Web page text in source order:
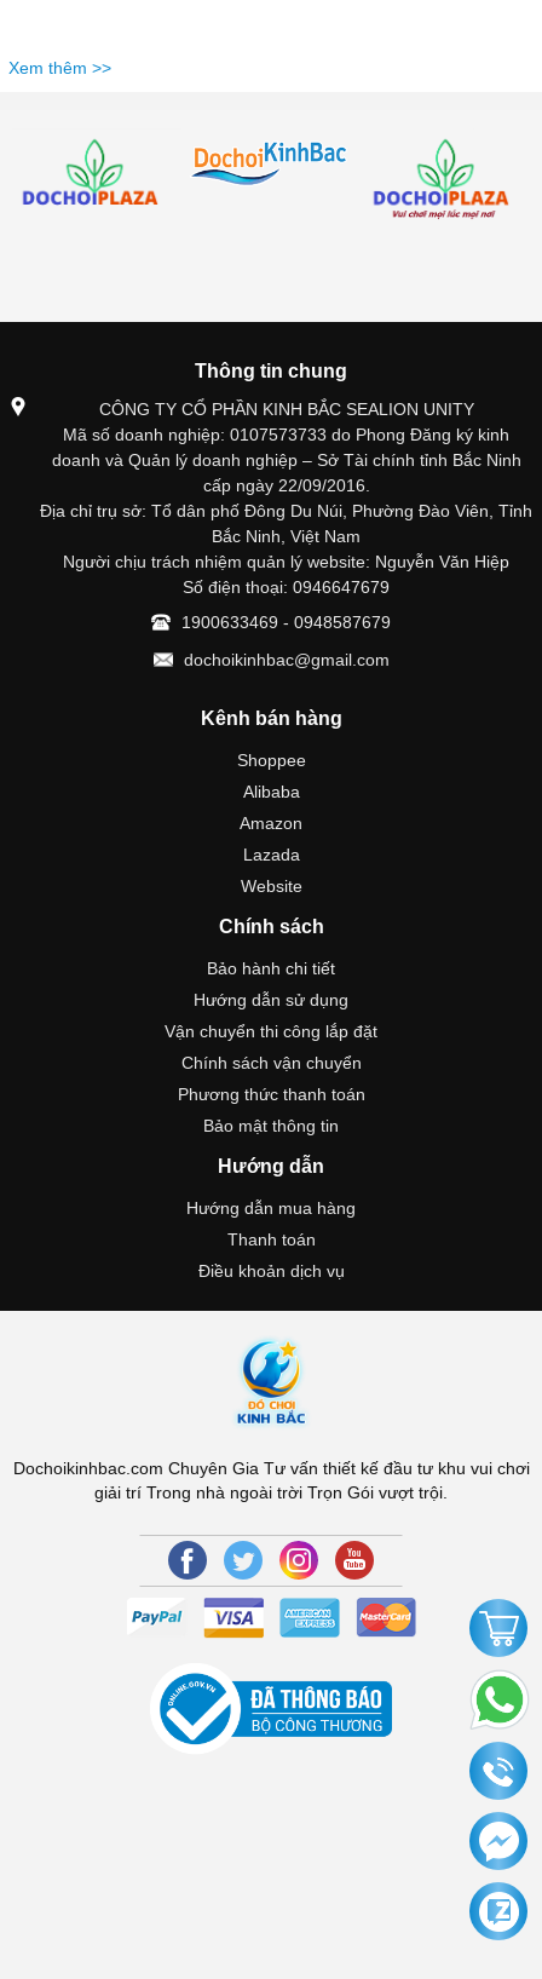
Xem thêm >>
Thông tin chung
CÔNG TY CỔ PHẦN KINH BẮC SEALION UNITY
Mã số doanh nghiệp: 0107573733 do Phong Đăng ký kinh
doanh và Quản lý doanh nghiệp – Sở Tài chính tỉnh Bắc Ninh
cấp ngày 22/09/2016.
Địa chỉ trụ sở: Tổ dân phố Đông Du Núi, Phường Đào Viên, Tỉnh
Bắc Ninh, Việt Nam
Người chịu trách nhiệm quản lý website: Nguyễn Văn Hiệp
Số điện thoại: 0946647679
1900633469 - 0948587679
dochoikinhbac@gmail.com
Kênh bán hàng
Shoppee
Alibaba
Amazon
Lazada
Website
Chính sách
Bảo hành chi tiết
Hướng dẫn sử dụng
Vận chuyển thi công lắp đặt
Chính sách vận chuyển
Phương thức thanh toán
Bảo mật thông tin
Hướng dẫn
Hướng dẫn mua hàng
Thanh toán
Điều khoản dịch vụ
Dochoikinhbac.com Chuyên Gia Tư vấn thiết kế đầu tư khu vui chơi
giải trí Trong nhà ngoài trời Trọn Gói vượt trội.